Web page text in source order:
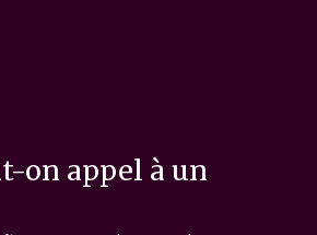
on appel à un